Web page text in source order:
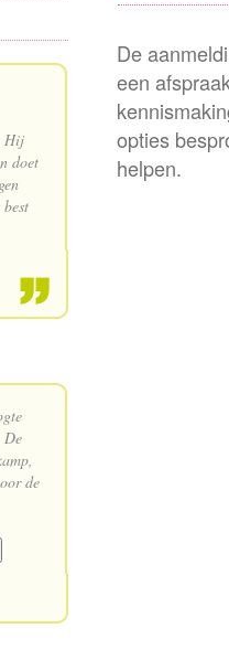
Hij
doet
De
de
De
een
opties
helpen.